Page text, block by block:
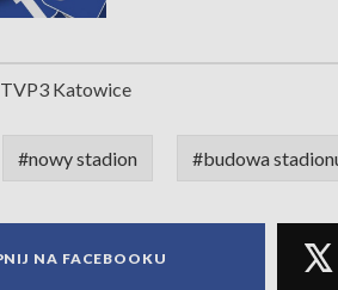
Katowice
#nowy stadion #budowa
NA FACEBOOKU